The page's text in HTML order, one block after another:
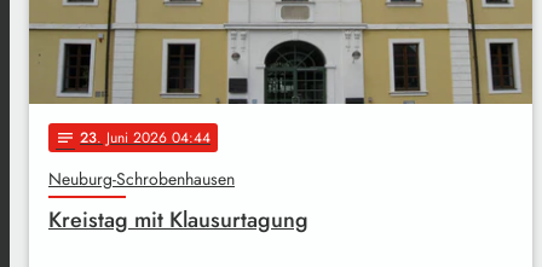
notes 23. Juni 2026 04:44
Neuburg-Schrobenhausen
Kreistag mit Klausurtagung